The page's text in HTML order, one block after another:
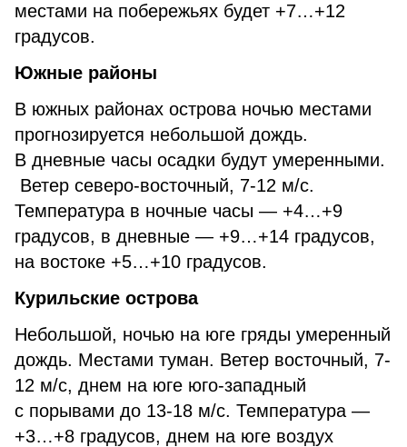
местами на побережьях будет +7…+12
градусов.
Южные районы
В южных районах острова ночью местами
прогнозируется небольшой дождь.
В дневные часы осадки будут умеренными.
Ветер северо-восточный, 7-12 м/с.
Температура в ночные часы — +4…+9
градусов, в дневные — +9…+14 градусов,
на востоке +5…+10 градусов.
Курильские острова
Небольшой, ночью на юге гряды умеренный
дождь. Местами туман. Ветер восточный, 7-
12 м/с, днем на юге юго-западный
с порывами до 13-18 м/с. Температура —
+3…+8 градусов, днем на юге воздух